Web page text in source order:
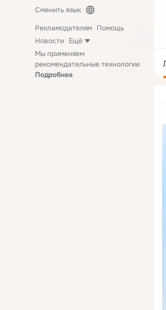
Сменить язык
Рекламодателям Помощь
Новости Ещё
Мы применяем
рекомендательные технологии
Подробнее